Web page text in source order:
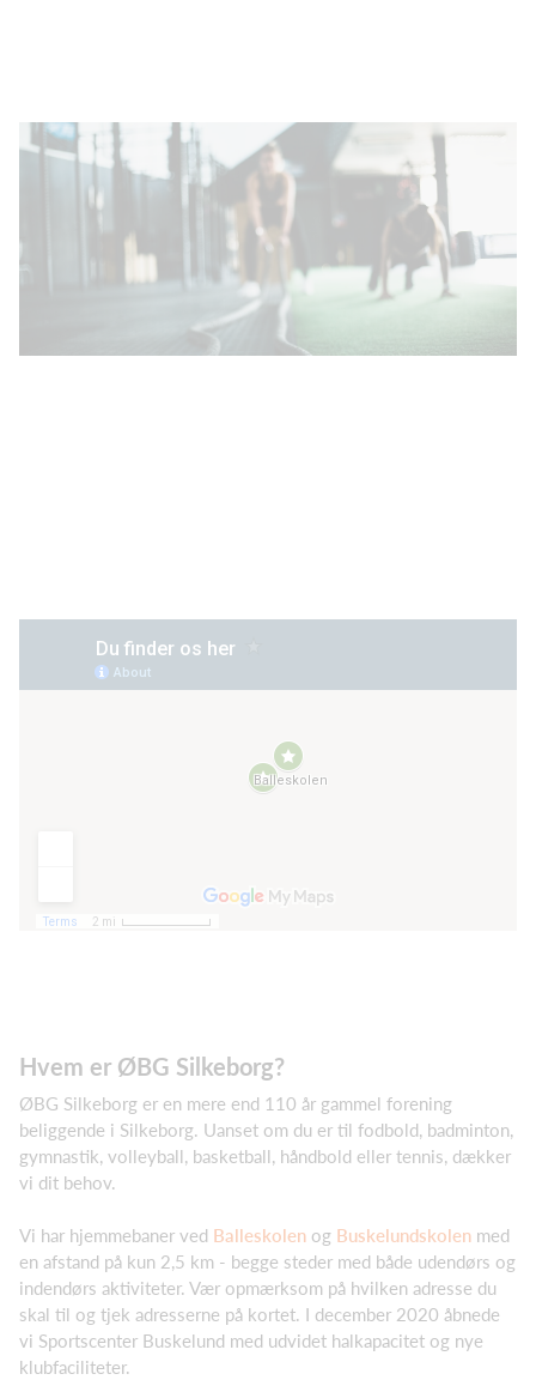
Hvem er ØBG Silkeborg?
ØBG Silkeborg er en mere end 110 år gammel forening
beliggende i Silkeborg. Uanset om du er til fodbold, badminton,
gymnastik, volleyball, basketball, håndbold eller tennis, dækker
vi dit behov.
Vi har hjemmebaner ved Balleskolen og Buskelundskolen med
en afstand på kun 2,5 km - begge steder med både udendørs og
indendørs aktiviteter. Vær opmærksom på hvilken adresse du
skal til og tjek adresserne på kortet. I december 2020 åbnede
vi Sportscenter Buskelund med udvidet halkapacitet og nye
klubfaciliteter.